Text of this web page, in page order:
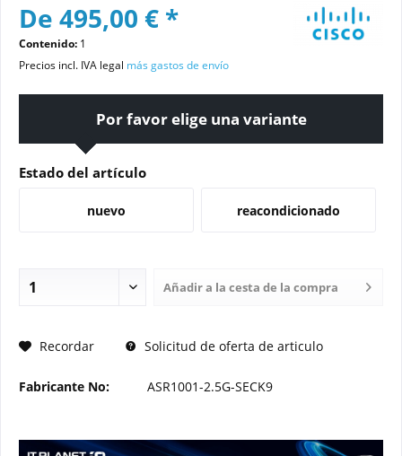
De 495,00 € *
Contenido: 1
Precios incl. IVA legal más gastos de envío
Por favor elige una variante
Estado del artículo
nuevo reacondicionado
Añadir a la cesta de la compra
SOLICITE UN PRECIO
Recordar Solicitud de oferta de articulo
Fabricante No: ASR1001-2.5G-SECK9